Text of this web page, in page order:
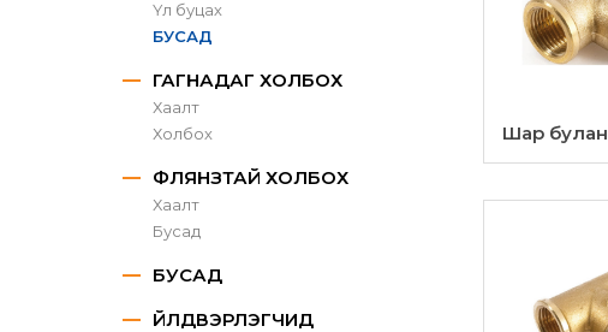
Үл буцах
БУСАД
ГАГНАДАГ ХОЛБОХ
Хаалт
Холбох
ФЛЯНЗТАЙ ХОЛБОХ
Хаалт
Бусад
БУСАД
ҮЙЛДВЭРЛЭГЧИД
Шар булан